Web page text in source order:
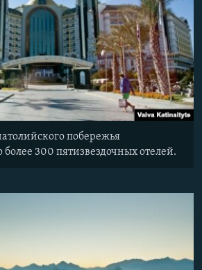
побережья
300 пятизвездочных отелей.